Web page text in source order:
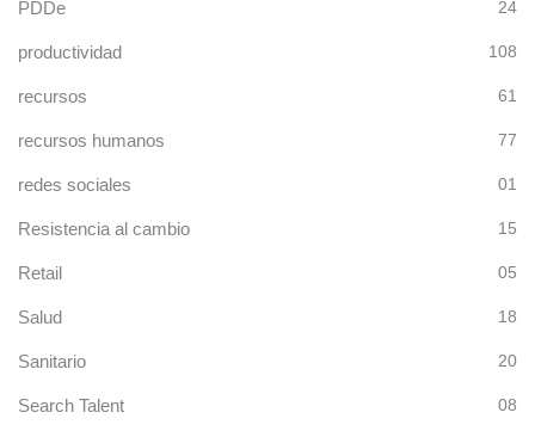
PDDe 24
productividad 108
recursos 61
recursos humanos 77
redes sociales 01
Resistencia al cambio 15
Retail 05
Salud 18
Sanitario 20
Search Talent 08